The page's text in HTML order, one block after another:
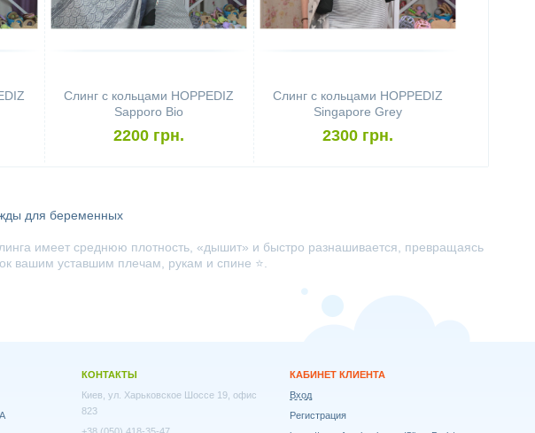
Слинг с кольцами HOPPEDIZ
Sapporo Bio
2200 грн.
Слинг с кольцами HOPPEDIZ
Singapore Grey
2300 грн.
для беременных
имеет среднюю плотность, «дышит» и быстро разнашивается, превращаясь
вашим уставшим плечам, рукам и спине ⭐.
КОНТАКТЫ
Киев, ул. Харьковское Шоссе 19, офис
823
КАБИНЕТ КЛИЕНТА
Вход
Регистрация